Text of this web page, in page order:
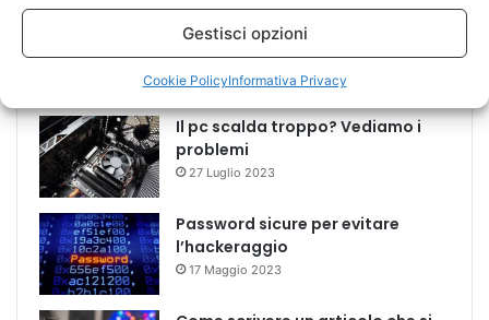
Gestisci opzioni
Cookie PolicyInformativa Privacy
Come scegliere un provider di
posta elettronica in Italia
28 Maggio 2024
Il pc scalda troppo? Vediamo i
problemi
27 Luglio 2023
Password sicure per evitare
l’hackeraggio
17 Maggio 2023